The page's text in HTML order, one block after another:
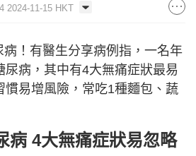
2024-11-15 HKT
！有醫生分享病例指，一名年
尿病，其中有4大無痛症狀最易
慣易增風險，常吃1種麵包、蔬
病 4大無痛症狀易忽略